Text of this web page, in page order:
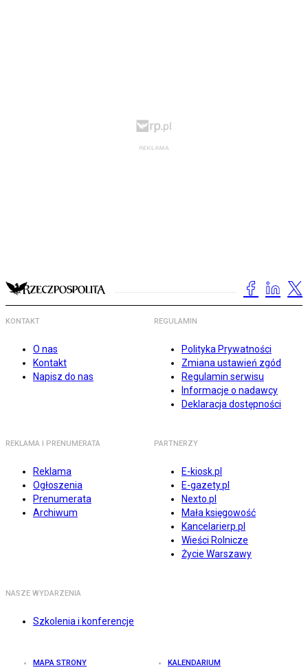
KONTAKT
O nas
Kontakt
Napisz do nas
REGULAMIN
Polityka Prywatności
Zmiana ustawień zgód
Regulamin serwisu
Informacje o nadawcy
Deklaracja dostępności
REKLAMA I PRENUMERATA
Reklama
Ogłoszenia
Prenumerata
Archiwum
PARTNERZY
E-kiosk.pl
E-gazety.pl
Nexto.pl
Mała księgowość
Kancelarierp.pl
Wieści Rolnicze
Życie Warszawy
NASZE WYDARZENIA
Szkolenia i konferencje
MAPA STRONY KALENDARIUM